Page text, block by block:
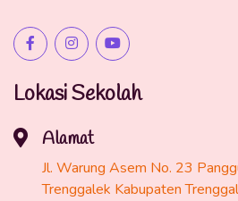
Lokasi Sekolah
Alamat
Jl. Warung Asem No. 23
Trenggalek Kabupaten